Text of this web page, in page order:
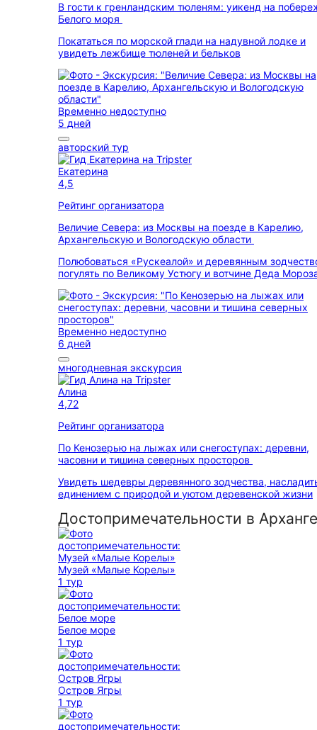
В гости к гренландским тюленям: уикенд на
Белого моря
Покататься по морской глади на надувной лодке и
увидеть лежбище тюленей и бельков
Временно недоступно
5 дней
авторский тур
Екатерина
4,5
Рейтинг организатора
Величие Севера: из Москвы на поезде в Карелию,
Архангельскую и Вологодскую области
Полюбоваться «Рускеалой» и деревянным
погулять по Великому Устюгу и вотчине Деда
Временно недоступно
6 дней
многодневная экскурсия
Алина
4,72
Рейтинг организатора
По Кенозерью на лыжах или снегоступах: деревни,
часовни и тишина северных просторов
Увидеть шедевры деревянного зодчества,
единением с природой и уютом деревенской жизни
Достопримечательности в
Музей «Малые Корелы»
1 тур
Белое море
1 тур
Остров Ягры
1 тур